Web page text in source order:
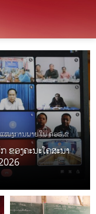
ບັນດາຂະແໜງການພາຍໃນ ຄອຮ.
ກ ຊຸດທີ່ I ປີ 2026